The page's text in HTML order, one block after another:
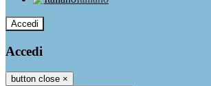
Accedi
Accedi
button close ×